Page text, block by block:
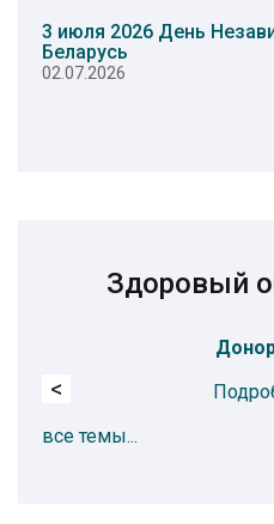
3 июля 2026 День
Беларусь
02.07.2026
Здоровый
<
все темы...